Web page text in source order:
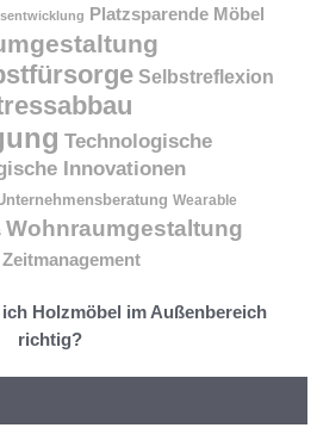
Platzsparende Möbel
Selbstreflexion
Technologische
Innovationen
Wearable
Wohnraumgestaltung
Zeitmanagement
Holzmöbel im Außenbereich
richtig?